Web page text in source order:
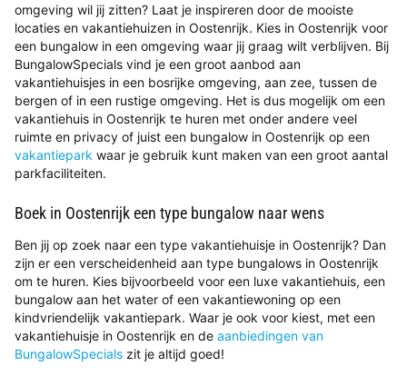
omgeving wil jij zitten? Laat je inspireren door de mooiste
locaties en vakantiehuizen in Oostenrijk. Kies in Oostenrijk voor
een bungalow in een omgeving waar jij graag wilt verblijven. Bij
BungalowSpecials vind je een groot aanbod aan
vakantiehuisjes in een bosrijke omgeving, aan zee, tussen de
bergen of in een rustige omgeving. Het is dus mogelijk om een
vakantiehuis in Oostenrijk te huren met onder andere veel
ruimte en privacy of juist een bungalow in Oostenrijk op een
vakantiepark waar je gebruik kunt maken van een groot aantal
parkfaciliteiten.
Boek in Oostenrijk een type bungalow naar wens
Ben jij op zoek naar een type vakantiehuisje in Oostenrijk? Dan
zijn er een verscheidenheid aan type bungalows in Oostenrijk
om te huren. Kies bijvoorbeeld voor een luxe vakantiehuis, een
bungalow aan het water of een vakantiewoning op een
kindvriendelijk vakantiepark. Waar je ook voor kiest, met een
vakantiehuisje in Oostenrijk en de aanbiedingen van
BungalowSpecials zit je altijd goed!